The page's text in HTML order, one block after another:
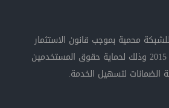
محمية بموجب قانون الاستثمار
المصري رقم (17) لسنة 2015 وذلك لحماية حقوق المستخدمين
الضمانات لتسهيل الخدمة.